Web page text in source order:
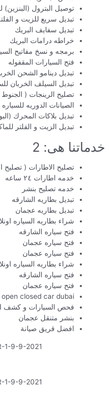
توصيل البترول (البنزين)
تبديل سريع للزيت و
تبديل سفايف البريك
خراطه درامات البريك
برمجه و نسخ مفاتيح
فتح السيارات المقفوله
تبديل دينامو الشحن
تبديل السيلف الخربان
تصليح الرينجات (
الصيانات الدوريه للسياره
تبديل بلاكات المحرك
تبديل الزيت و الفلتر
خدماتنا هى: 2
تصليح الاطارات ( تصليح
خدمه اطارات ٢٤ ساعه
خدمه تصليح بنشر
تبديل بطاريه الشارقه
تبديل بطاريه عجمان
شراء بطاريه السياره
فتح سياره الشارقه
فتح سياره عجمان
فتح سياره عجمان
شراء بطاريه السياره
فتح سياره الشارقه
فتح سياره عجمان
open closed car dubai
فحص السيارات و كشف
بنشر متنقل عجمان
افضل قريق صيانة